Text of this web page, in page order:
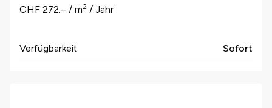
CHF 272.– / m2 / Jahr
Verfügbarkeit Sofort